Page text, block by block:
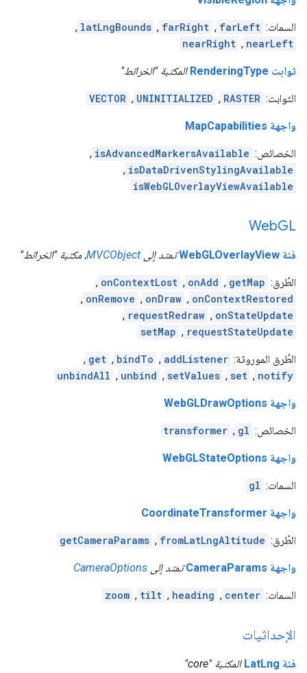
السمات: farLeft
,
farRight
,
latLngBounds
,
nearLeft
,
nearRight
ثوابت RenderingType المكتبة "الخرائط"
الثوابت: RASTER
,
UNINITIALIZED
,
VECTOR
واجهة MapCapabilities
الخصائص: isAdvancedMarkersAvailable
,
isDataDrivenStylingAvailable
,
isWebGLOverlayViewAvailable
WebGL
فئة WebGLOverlayView تمتد إلى MVCObject، مكتبة "الخرائط"
الطُرق: getMap
,
onAdd
,
onContextLost
,
onContextRestored
,
onDraw
,
onRemove
,
onStateUpdate
,
requestRedraw
,
requestStateUpdate
,
setMap
الطُرق الموروثة: addListener
,
bindTo
,
get
,
notify
,
set
,
setValues
,
unbind
,
unbindAll
واجهة WebGLDrawOptions
الخصائص: gl
,
transformer
واجهة WebGLStateOptions
السمات: gl
واجهة CoordinateTransformer
الطُرق: fromLatLngAltitude
,
getCameraParams
واجهة CameraParams تمتد إلى CameraOptions
السمات: center
,
heading
,
tilt
,
zoom
الإحداثيات
فئة LatLng المكتبة "core"